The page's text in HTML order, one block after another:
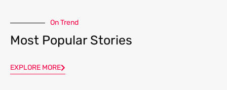
On Trend
Most Popular Stories
EXPLORE MORE